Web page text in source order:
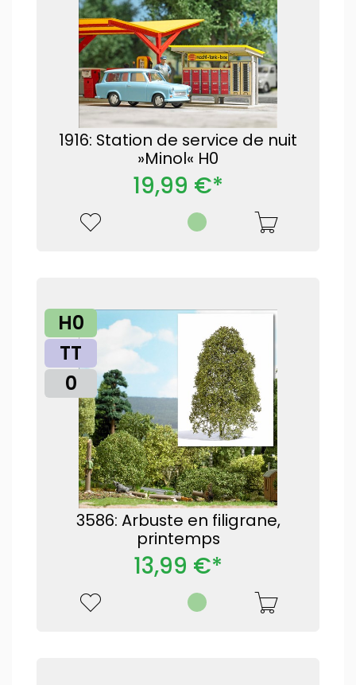
1916: Station de service de nuit
»Minol« H0
19,99 €*
H0
TT
0
3586: Arbuste en filigrane,
printemps
13,99 €*